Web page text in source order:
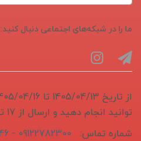
ما را در شبکه‌های اجتماعی دنبال کنید:
توانید انجام دهید و ارسال از 17 تیر انجام می گردد.
شماره تماس:
09122782300 - 02133996046